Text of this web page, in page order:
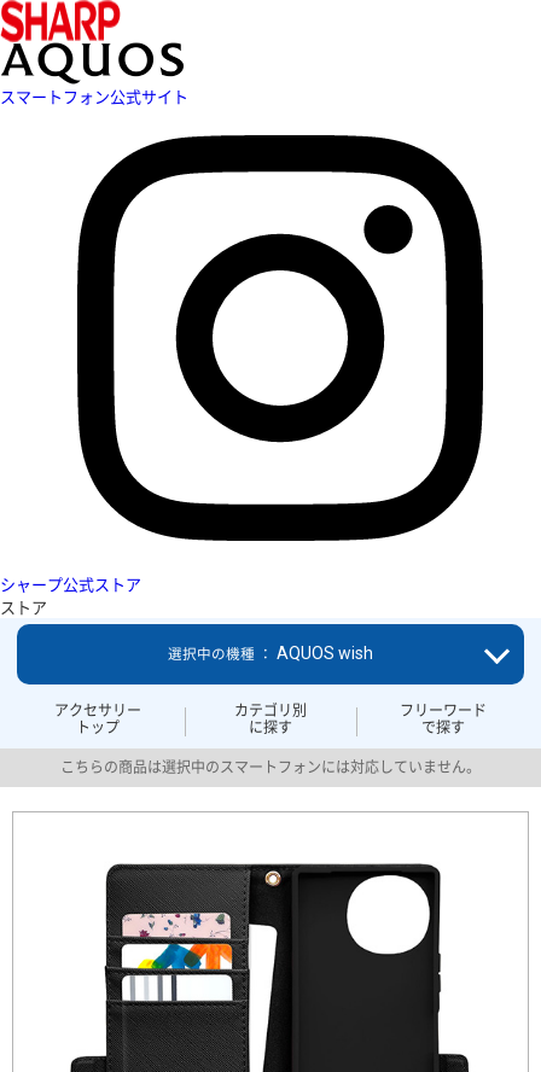
スマートフォン公式サイト
シャープ公式ストア
ストア
アクセサリー
トップ
カテゴリ別
に探す
フリーワード
で探す
選択中の機種 ： AQUOS wish
こちらの商品は選択中のスマートフォンには対応していません。